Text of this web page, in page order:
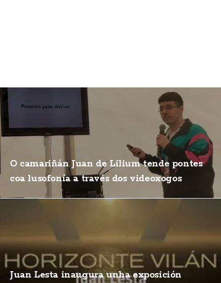
O camariñán Juan de Lilium tende pontes
coa lusofonía a través dos videoxogos
Juan Lesta inaugura unha exposición